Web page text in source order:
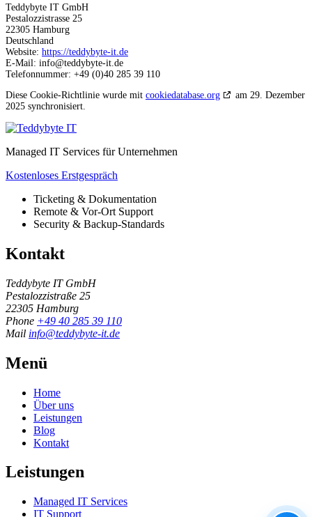
Teddybyte IT GmbH
Pestalozzistrasse 25
22305 Hamburg
Deutschland
Website: https://teddybyte-it.de
E-Mail: info@teddybyte-it.de
Telefonnummer: +49 (0)40 285 39 110
Diese Cookie-Richtlinie wurde mit cookiedatabase.org
am 29. Dezember
2025 synchronisiert.
Managed IT Services für Unternehmen
Kostenloses Erstgespräch
Ticketing & Dokumentation
Remote & Vor-Ort Support
Security & Backup-Standards
Kontakt
Teddybyte IT GmbH
Pestalozzistraße 25
22305 Hamburg
Phone +49 40 285 39 110
Mail info@teddybyte-it.de
Menü
Home
Über uns
Leistungen
Blog
Kontakt
Leistungen
Managed IT Services
IT Support